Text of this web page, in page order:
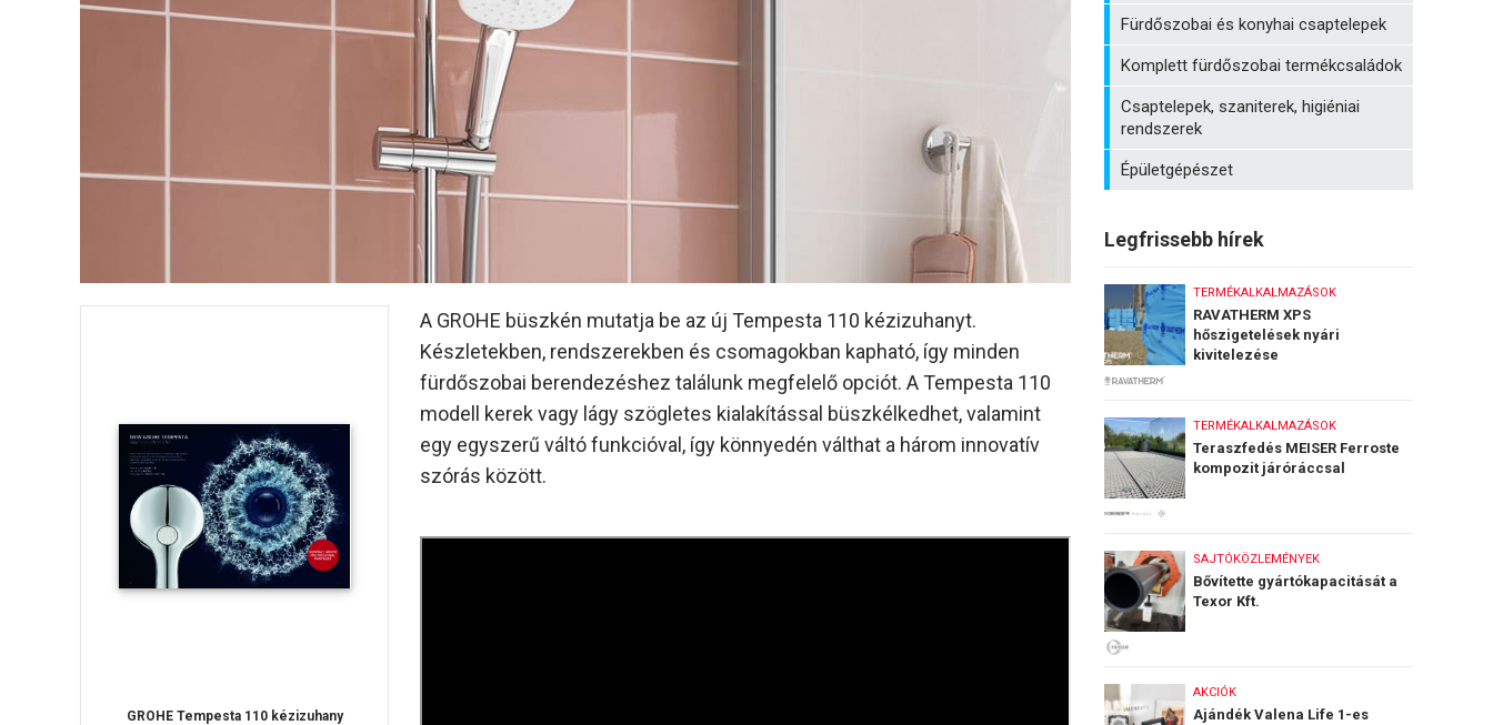
GROHE Tempesta 110 kézizuhany
A GROHE büszkén mutatja be az új Tempesta 110 kézizuhanyt.
Készletekben, rendszerekben és csomagokban kapható, így minden
fürdőszobai berendezéshez találunk megfelelő opciót. A Tempesta 110
modell kerek vagy lágy szögletes kialakítással büszkélkedhet, valamint
egy egyszerű váltó funkcióval, így könnyedén válthat a három innovatív
szórás között.
Fürdőszobai és konyhai csaptelepek
Komplett fürdőszobai termékcsaládok
Csaptelepek, szaniterek, higiéniai
rendszerek
Épületgépészet
Legfrissebb hírek
TERMÉKALKALMAZÁSOK
RAVATHERM XPS
hőszigetelések nyári
kivitelezése
TERMÉKALKALMAZÁSOK
Teraszfedés MEISER Ferroste
kompozit járóráccsal
SAJTÓKÖZLEMÉNYEK
Bővítette gyártókapacitását a
Texor Kft.
AKCIÓK
Ajándék Valena Life 1-es